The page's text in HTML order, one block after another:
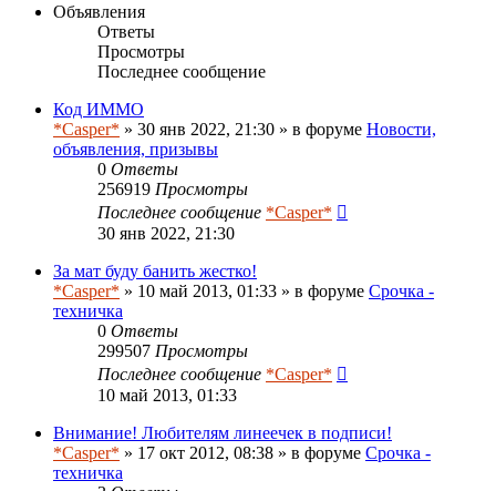
Объявления
Ответы
Просмотры
Последнее сообщение
Код ИММО
*Casper* » 30 янв 2022, 21:30 » в форуме Новости,
объявления, призывы
0 Ответы
256919 Просмотры
Последнее сообщение *Casper*
30 янв 2022, 21:30
За мат буду банить жестко!
*Casper* » 10 май 2013, 01:33 » в форуме Срочка -
техничка
0 Ответы
299507 Просмотры
Последнее сообщение *Casper*
10 май 2013, 01:33
Внимание! Любителям линеечек в подписи!
*Casper* » 17 окт 2012, 08:38 » в форуме Срочка -
техничка